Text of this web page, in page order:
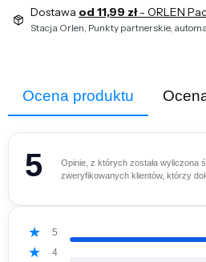
Dostawa od 11,99 zł- ORLEN
Stacja Orlen, Punkty partnerskie,
Ocena produktu
5
Opinie, z których została wyliczona
zweryfikowanych klientów, którzy
5
4